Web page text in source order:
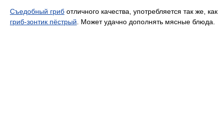
Съедобный гриб отличного качества, употребляется так же, как
гриб-зонтик пёстрый . Может удачно дополнять мясные блюда.